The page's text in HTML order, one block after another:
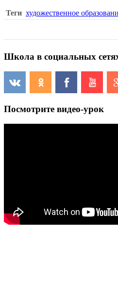
Теги художественное
Школа в социальных
Посмотрите видео-урок